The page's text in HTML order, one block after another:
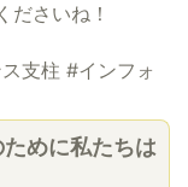
ださいね！
支柱 #インフォ
めに私たちは